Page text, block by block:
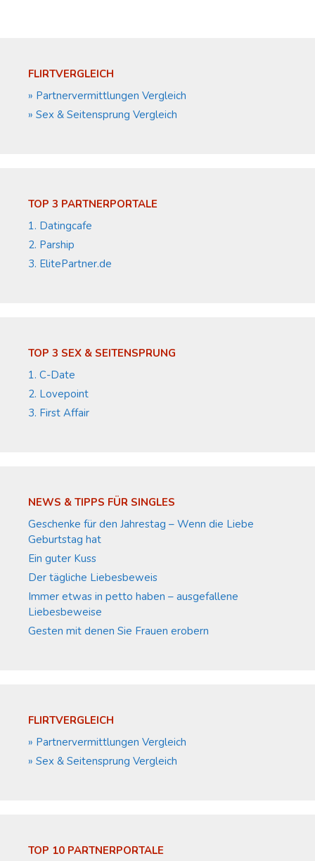
FLIRTVERGLEICH
» Partnervermittlungen Vergleich
» Sex & Seitensprung Vergleich
TOP 3 PARTNERPORTALE
1. Datingcafe
2. Parship
3. ElitePartner.de
TOP 3 SEX & SEITENSPRUNG
1. C-Date
2. Lovepoint
3. First Affair
NEWS & TIPPS FÜR SINGLES
Geschenke für den Jahrestag – Wenn die Liebe
Geburtstag hat
Ein guter Kuss
Der tägliche Liebesbeweis
Immer etwas in petto haben – ausgefallene
Liebesbeweise
Gesten mit denen Sie Frauen erobern
FLIRTVERGLEICH
» Partnervermittlungen Vergleich
» Sex & Seitensprung Vergleich
TOP 10 PARTNERPORTALE